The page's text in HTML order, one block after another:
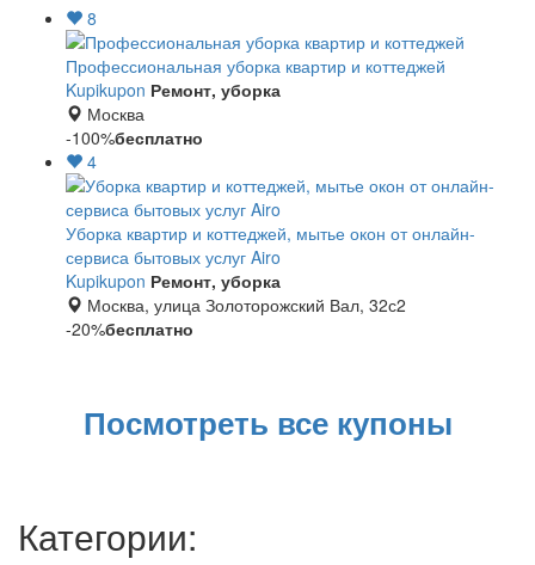
8
Профессиональная уборка квартир и коттеджей
Kupikupon Ремонт, уборка
Москва
-100%бесплатно
4
Уборка квартир и коттеджей, мытье окон от онлайн-
сервиса бытовых услуг Airo
Kupikupon Ремонт, уборка
Москва, улица Золоторожский Вал, 32с2
-20%бесплатно
Посмотреть все купоны
Категории: